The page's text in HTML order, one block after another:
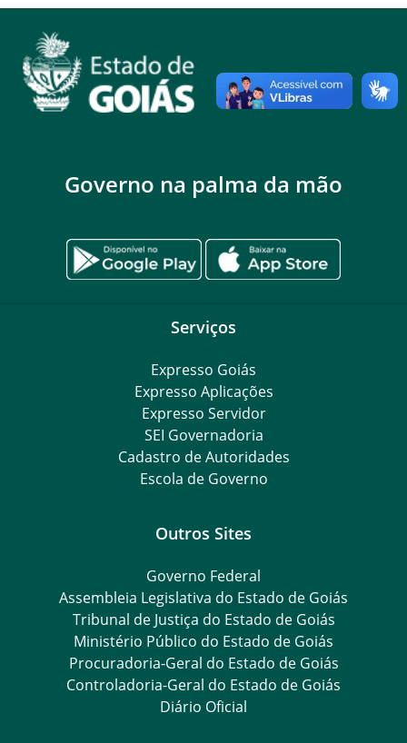
Governo na palma da mão
Serviços
Expresso Goiás
Expresso Aplicações
Expresso Servidor
SEI Governadoria
Cadastro de Autoridades
Escola de Governo
Outros Sites
Governo Federal
Assembleia Legislativa do Estado de Goiás
Tribunal de Justiça do Estado de Goiás
Ministério Público do Estado de Goiás
Procuradoria-Geral do Estado de Goiás
Controladoria-Geral do Estado de Goiás
Diário Oficial